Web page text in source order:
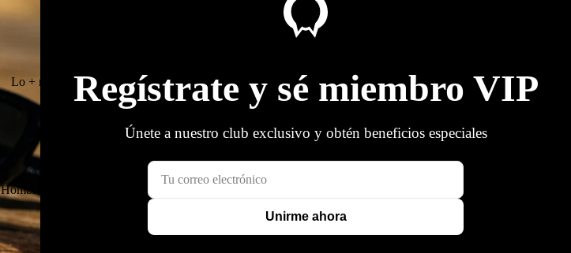
Lo + nuevo
Hombre
Mujer
Ver todo
Regístrate y sé miembro VIP
Únete a nuestro club exclusivo y obtén beneficios especiales
Unirme ahora